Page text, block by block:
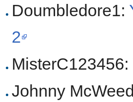
Doumbledore1:
2
MisterC123456:
Johnny